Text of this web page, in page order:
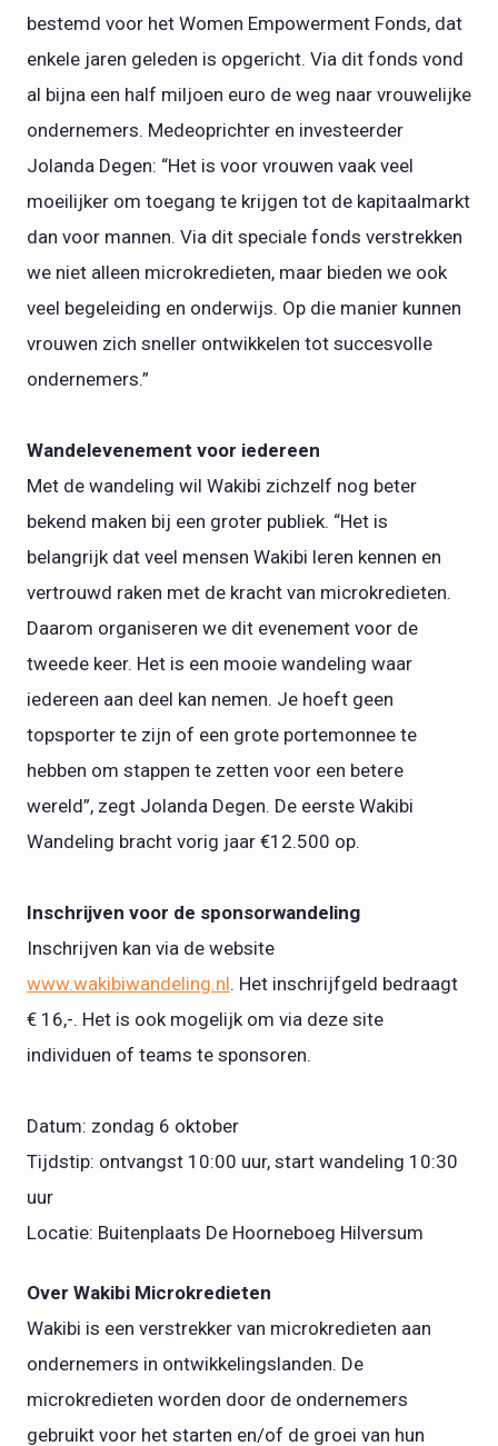
bestemd voor het Women Empowerment Fonds, dat
enkele jaren geleden is opgericht. Via dit fonds vond
al bijna een half miljoen euro de weg naar vrouwelijke
ondernemers. Medeoprichter en investeerder
Jolanda Degen: “Het is voor vrouwen vaak veel
moeilijker om toegang te krijgen tot de kapitaalmarkt
dan voor mannen. Via dit speciale fonds verstrekken
we niet alleen microkredieten, maar bieden we ook
veel begeleiding en onderwijs. Op die manier kunnen
vrouwen zich sneller ontwikkelen tot succesvolle
ondernemers.”
Wandelevenement voor iedereen
Met de wandeling wil Wakibi zichzelf nog beter
bekend maken bij een groter publiek. “Het is
belangrijk dat veel mensen Wakibi leren kennen en
vertrouwd raken met de kracht van microkredieten.
Daarom organiseren we dit evenement voor de
tweede keer. Het is een mooie wandeling waar
iedereen aan deel kan nemen. Je hoeft geen
topsporter te zijn of een grote portemonnee te
hebben om stappen te zetten voor een betere
wereld”, zegt Jolanda Degen. De eerste Wakibi
Wandeling bracht vorig jaar €12.500 op.
Inschrijven voor de sponsorwandeling
Inschrijven kan via de website
www.wakibiwandeling.nl. Het inschrijfgeld bedraagt
€ 16,-. Het is ook mogelijk om via deze site
individuen of teams te sponsoren.
Datum: zondag 6 oktober
Tijdstip: ontvangst 10:00 uur, start wandeling 10:30
uur
Locatie: Buitenplaats De Hoorneboeg Hilversum
Over Wakibi Microkredieten
Wakibi is een verstrekker van microkredieten aan
ondernemers in ontwikkelingslanden. De
microkredieten worden door de ondernemers
gebruikt voor het starten en/of de groei van hun